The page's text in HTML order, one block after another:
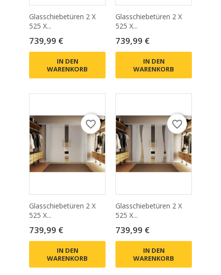
Glasschiebetüren 2 X
525 X...
Preis
739,99 €
IN DEN
WARENKORB
Glasschiebetüren 2 X
525 X...
Preis
739,99 €
IN DEN
WARENKORB
Glasschiebetüren 2 X
525 X...
Preis
739,99 €
IN DEN
WARENKORB
favorite_border
Glasschiebetüren 2 X
525 X...
Preis
739,99 €
IN DEN
WARENKORB
favorite_border